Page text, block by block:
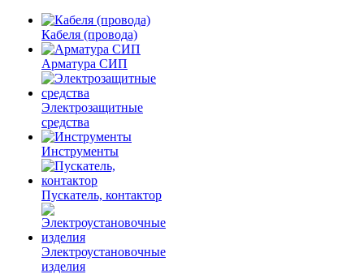
Кабеля (провода)
Арматура СИП
Электрозащитные
средства
Инструменты
Пускатель, контактор
Электроустановочные
изделия